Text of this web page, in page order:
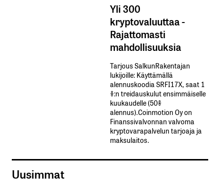
Yli 300
kryptovaluuttaa -
Rajattomasti
mahdollisuuksia
Tarjous SalkunRakentajan
lukijoille: Käyttämällä​ ​
alennuskoodia​ ​SRFI17X,​ ​saat​ ​1
%:n treidauskulut​ ​ensimmäiselle​ ​
kuukaudelle​ ​(50%​ ​
alennus).Coinmotion Oy on
Finanssivalvonnan valvoma
kryptovarapalvelun tarjoaja ja
maksulaitos.
Uusimmat